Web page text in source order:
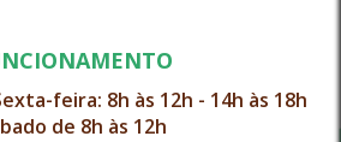
feira: 8h às 12h - 14h às 18h
de 8h às 12h